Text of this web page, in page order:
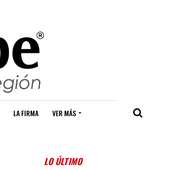
LA FIRMA VER MÁS
LO ÚLTIMO